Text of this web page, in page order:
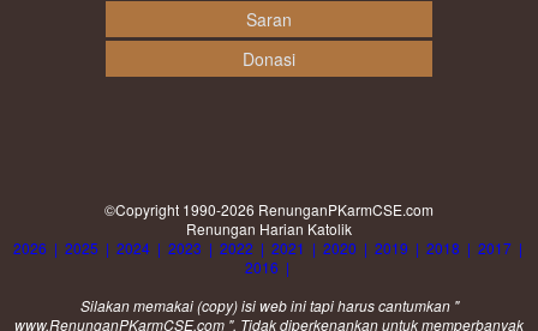
Saran
Donasi
©Copyright 1990-2026 RenunganPKarmCSE.com
Renungan Harian Katolik
2026 | 2025 | 2024 | 2023 | 2022 | 2021 | 2020 | 2019 | 2018 | 2017 |
2016 |
Silakan memakai (copy) isi web ini tapi harus cantumkan "
www.RenunganPKarmCSE.com ". Tidak diperkenankan untuk memperbanyak